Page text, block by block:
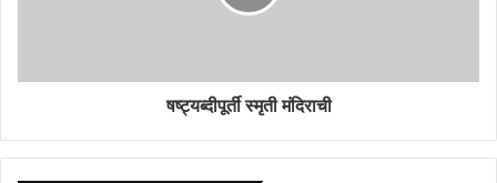
षष्ट्यब्दीपूर्ती स्मृती मंदिराची